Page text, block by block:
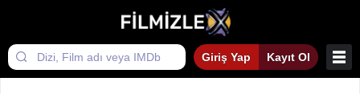
Giriş Yap Kayıt Ol